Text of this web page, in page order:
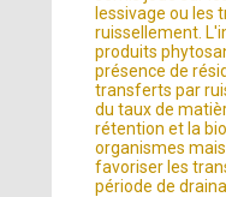
lessivage ou les
ruissellement.
produits
présence de
transferts par
du taux de
rétention et la
organismes
favoriser les
période de